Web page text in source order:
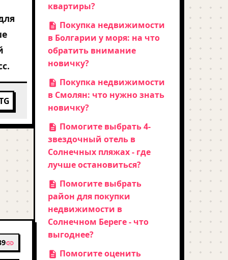
квартиры?
Покупка недвижимости
в Болгарии у моря: на что
обратить внимание
новичку?
Покупка недвижимости
в Смолян: что нужно знать
новичку?
Помогите выбрать 4-
звездочный отель в
Солнечных пляжах - где
лучше остановиться?
Помогите выбрать
район для покупки
недвижимости в
Солнечном Береге - что
выгоднее?
Помогите оценить